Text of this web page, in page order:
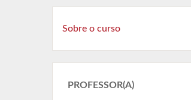
Sobre o curso
PROFESSOR(A)